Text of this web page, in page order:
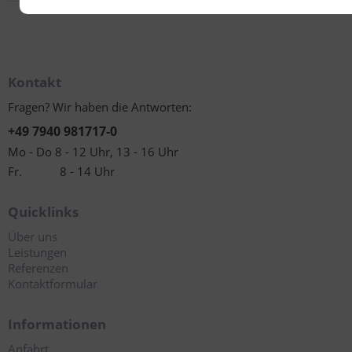
Kontakt
Fragen? Wir haben die Antworten:
+49 7940 981717-0
Mo - Do 8 - 12 Uhr, 13 - 16 Uhr
Fr. 8 - 14 Uhr
Quicklinks
Über uns
Leistungen
Referenzen
Kontaktformular
Informationen
Anfahrt